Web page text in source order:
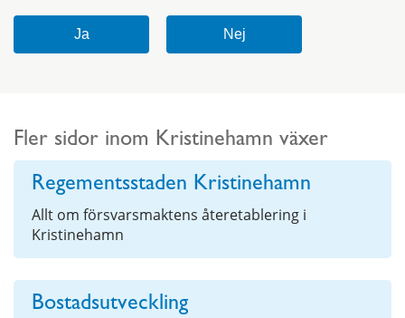
Fler sidor inom Kristinehamn växer
Regementsstaden Kristinehamn
Allt om försvarsmaktens återetablering i
Kristinehamn
Bostadsutveckling